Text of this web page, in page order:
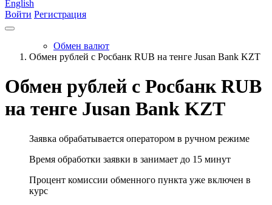
English
Войти Регистрация
Обмен валют
Обмен рублей с Росбанк RUB на тенге Jusan Bank KZT
Обмен рублей с Росбанк RUB
на тенге Jusan Bank KZT
Заявка обрабатывается оператором в ручном режиме
Время обработки заявки в занимает до 15 минут
Процент комиссии обменного пункта уже включен в
курс